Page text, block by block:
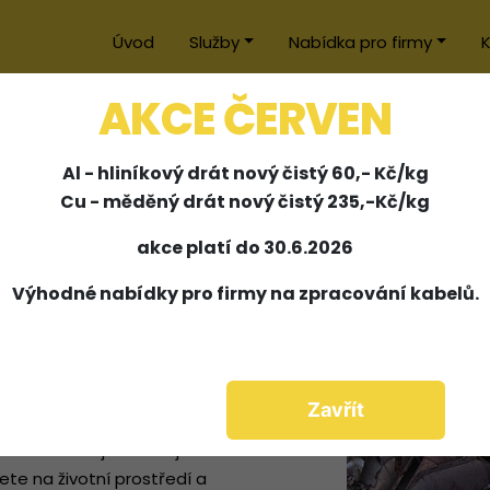
Úvod Služby Nabídka pro firmy
a
rady, nebo pro ně
nám je a získejte
na životní prostředí a
AKCE ČERVEN
Al - hliníkový drát nový čistý 60,- Kč/kg
Cu - měděný drát nový čistý 235,-Kč/kg
akce platí do 30.6.2026
Výhodné nabídky pro firmy na zpracování kabelů.
Zavřít